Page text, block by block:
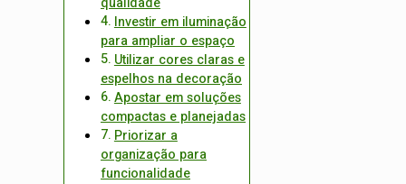
Investir em iluminação
para ampliar o espaço
Utilizar cores claras e
espelhos na decoração
Apostar em soluções
compactas e planejadas
Priorizar a
organização para
funcionalidade